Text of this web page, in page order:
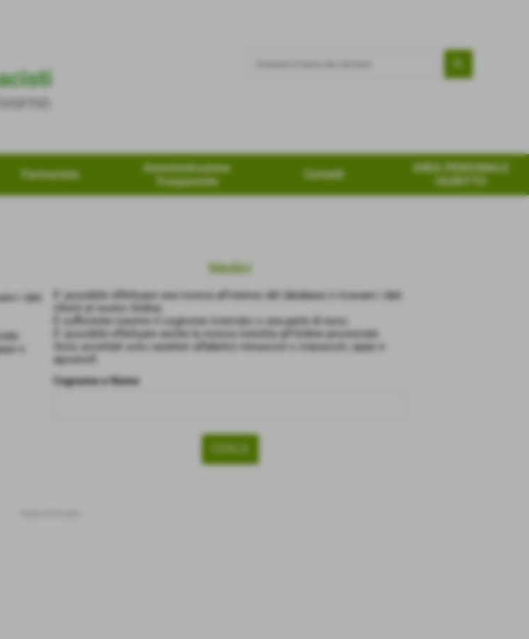
Farmacista
Amministrazione
Trasparente
Contatti
AREA PERSONALE
ISCRITTO
i dati
e
Medici
E' possibile effettuare una ricerca all'interno del database e ricavare i dati
riferiti al nostro Ordine.
È sufficiente inserire il cognome ricercato o una parte di esso.
E' possibile effettuare anche la ricerca ristretta all'Ordine provinciale
Sono accettati solo caratteri alfabetici minuscoli o maiuscoli, spazi e
apostrofi.
Cognome e Nome